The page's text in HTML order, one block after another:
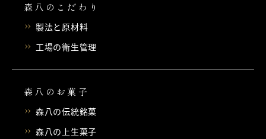
森八のこだわり
製法と原材料
工場の衛生管理
森八のお菓子
森八の伝統銘菓
森八の上生菓子